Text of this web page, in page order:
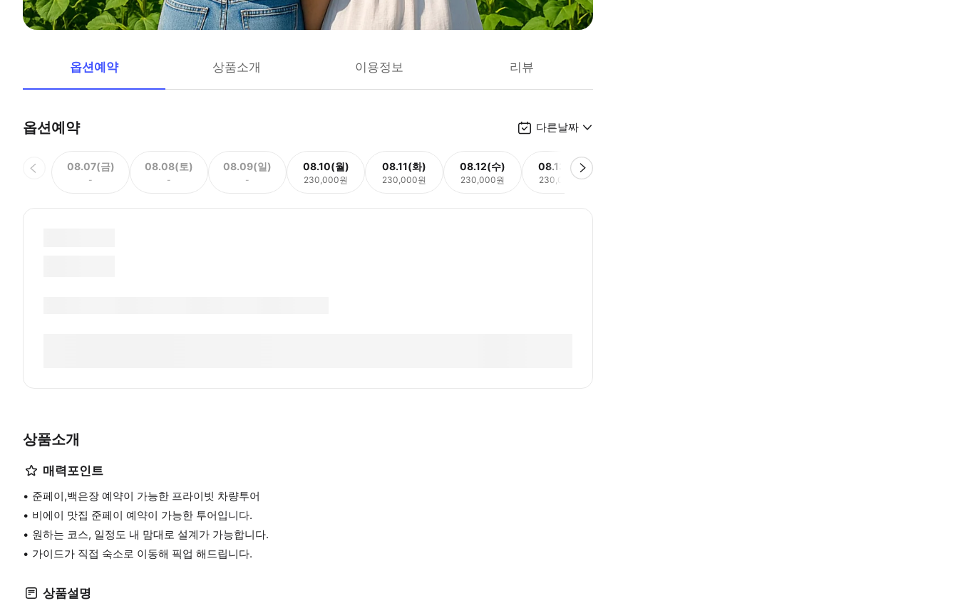
옵션예약 상품소개 이용정보 리뷰
옵션예약 다른날짜
08.07(금)
-
08.08(토)
-
08.09(일)
-
08.10(월)
230,000원
08.11(화)
230,000원
08.12(수)
230,000원
08.13(목)
230,000원
상품소개
매력포인트
준페이,백은장 예약이 가능한 프라이빗 차량투어
비에이 맛집 준페이 예약이 가능한 투어입니다.
원하는 코스, 일정도 내 맘대로 설계가 가능합니다.
가이드가 직접 숙소로 이동해 픽업 해드립니다.
상품설명